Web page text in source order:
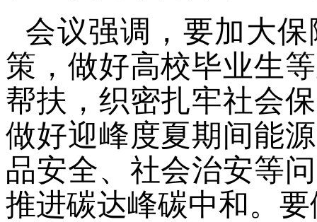
会议强调，要加大
策，做好高校毕业生
帮扶，织密扎牢社会
做好迎峰度夏期间能
品安全、社会治安等
推进碳达峰碳中和。